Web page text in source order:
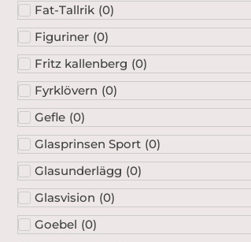
Fat-Tallrik (0)
Figuriner (0)
Fritz kallenberg (0)
Fyrklövern (0)
Gefle (0)
Glasprinsen Sport (0)
Glasunderlägg (0)
Glasvision (0)
Goebel (0)